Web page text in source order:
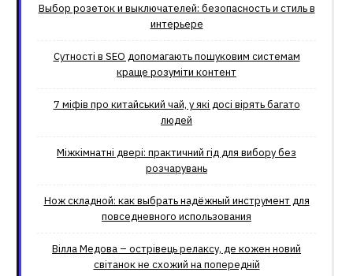
Выбор розеток и выключателей: безопасность и стиль в
интерьере
Сутності в SEO допомагають пошуковим системам
краще розуміти контент
7 міфів про китайський чай, у які досі вірять багато
людей
Міжкімнатні двері: практичний гід для вибору без
розчарувань
Нож складной: как выбрать надёжный инструмент для
повседневного использования
Вілла Медова – острівець релаксу, де кожен новий
світанок не схожий на попередній